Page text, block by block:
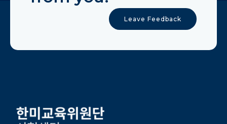
Leave Feedback